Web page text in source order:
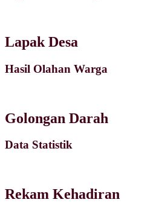
Lapak Desa
Hasil Olahan Warga
Golongan Darah
Data Statistik
Rekam Kehadiran